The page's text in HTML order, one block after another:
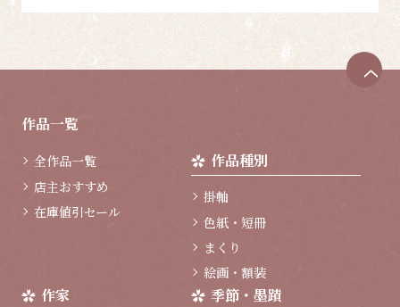
作品一覧
全作品一覧
店主おすすめ
在庫値引セール
作品種別
掛軸
色紙・短冊
まくり
絵画・額装
作家 季節・墨蹟
ペ